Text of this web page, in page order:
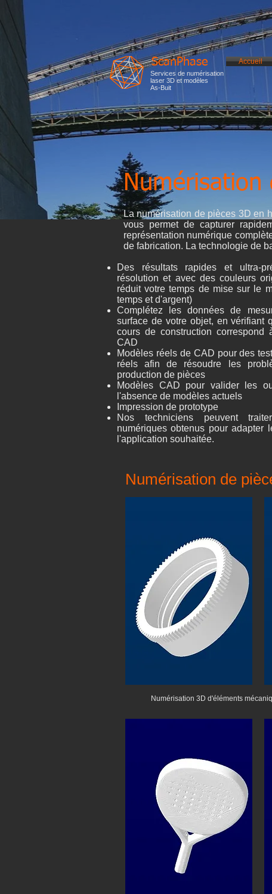
ScanPhase
Services de numérisation
laser 3D et modèles
As-Buit
Accueil
Numérisation
La numérisation de pièces 3D en
vous permet de capturer
représentation numérique
de fabrication. La technologie de
Des résultats rapides et ultra-
résolution et avec des couleurs
réduit votre temps de mise sur le
temps et d'argent)
Complétez les données de
surface de votre objet, en vérifiant
cours de construction correspond
CAD
Modèles réels de CAD pour des
réels afin de résoudre les
production de pièces
Modèles CAD pour valider les
l'absence de modèles actuels
Impression de prototype
Nos techniciens peuvent
numériques obtenus pour adapter
l'application souhaitée.
Numérisation de
Numérisation 3D d'éléments